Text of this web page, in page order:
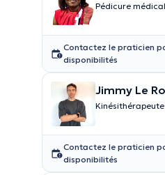
Pédicure
Contactez le praticien
disponibilités
Jimmy Le
Kinésithérapeute
Contactez le praticien
disponibilités